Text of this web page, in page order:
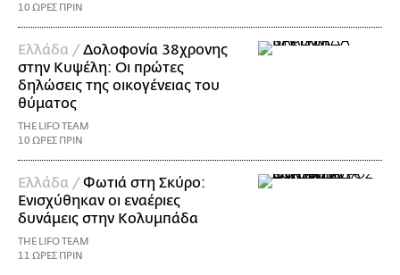
10 ΩΡΕΣ ΠΡΙΝ
Ελλάδα /Δολοφονία 38χρονης
στην Κυψέλη: Οι πρώτες
δηλώσεις της οικογένειας του
θύματος
THE LIFO TEAM
10 ΩΡΕΣ ΠΡΙΝ
Ελλάδα /Φωτιά στη Σκύρο:
Ενισχύθηκαν οι εναέριες
δυνάμεις στην Κολυμπάδα
THE LIFO TEAM
11 ΩΡΕΣ ΠΡΙΝ